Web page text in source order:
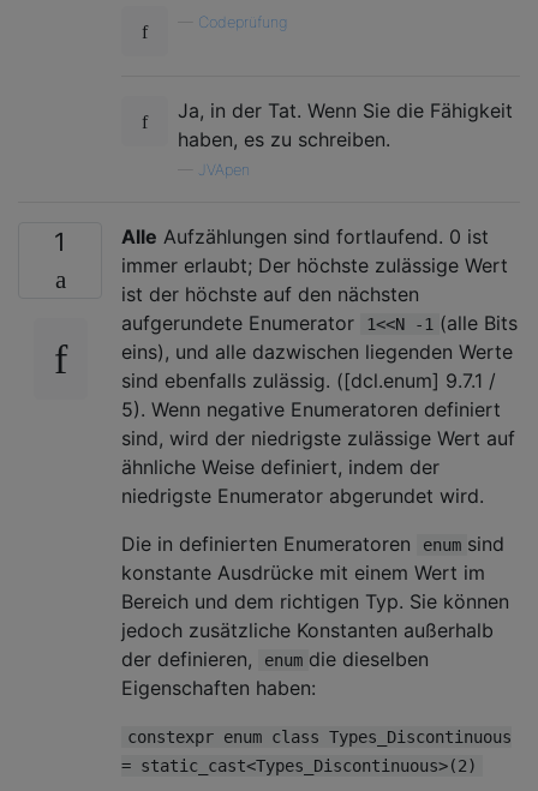
Codeprüfung
Ja, in der Tat. Wenn Sie die Fähigkeit
haben, es zu schreiben.
JVApen
1 Alle Aufzählungen sind fortlaufend. 0 ist
immer erlaubt; Der höchste zulässige Wert
ist der höchste auf den nächsten
aufgerundete Enumerator
1<<N -1 (alle Bits
eins), und alle dazwischen liegenden Werte
sind ebenfalls zulässig. ([dcl.enum] 9.7.1 /
5). Wenn negative Enumeratoren definiert
sind, wird der niedrigste zulässige Wert auf
ähnliche Weise definiert, indem der
niedrigste Enumerator abgerundet wird.
Die in definierten Enumeratoren
enum sind
konstante Ausdrücke mit einem Wert im
Bereich und dem richtigen Typ. Sie können
jedoch zusätzliche Konstanten außerhalb
der definieren,
enum die dieselben
Eigenschaften haben:
constexpr enum class Types_Discontinuous
= static_cast<Types_Discontinuous>(2)